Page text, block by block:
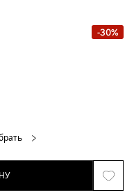
-30%